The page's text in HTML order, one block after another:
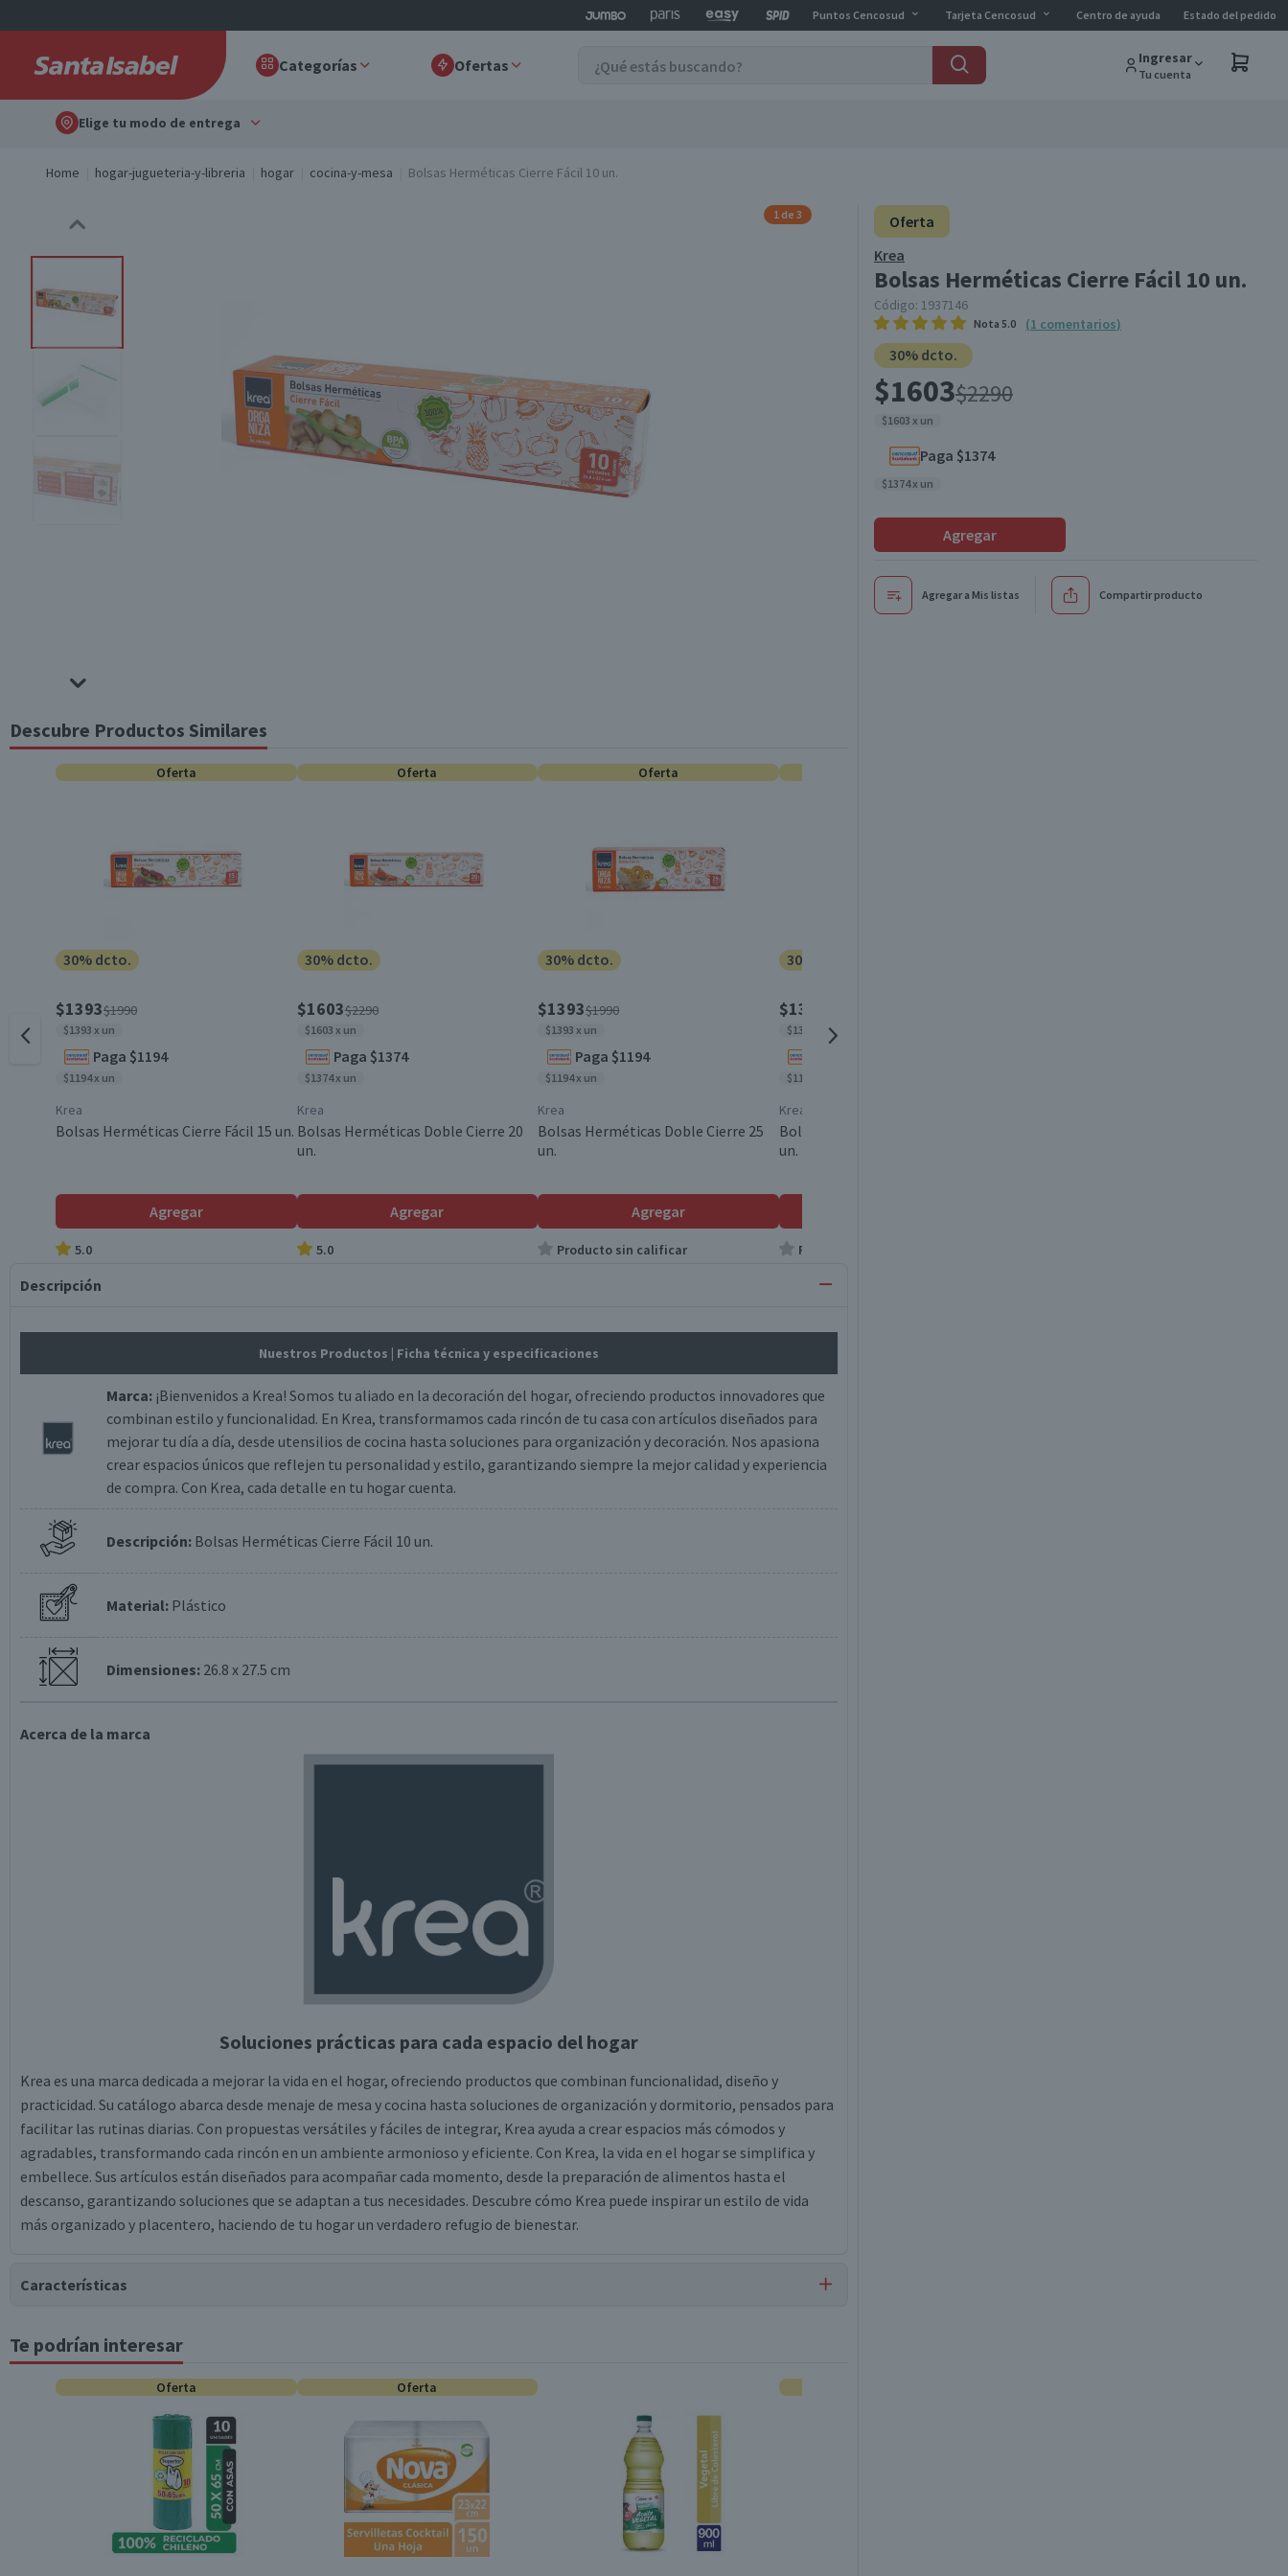
Puntos Cencosud Tarjeta Cencosud Centro de ayuda Estado del pedido
Categorías Ofertas Ingresar
Tu cuenta
Elige tu modo de entrega
Home hogar-jugueteria-y-libreria hogar cocina-y-mesa Bolsas Herméticas Cierre Fácil 10 un.
Oferta
Krea
Bolsas Herméticas Cierre Fácil 10 un.
Código: 1937146
Nota 5.0 (1 comentarios)
30% dcto.
$1603$2290
$1603 x un
Paga $1374
$1374 x un
Agregar
Agregar a Mis listas Compartir producto
1 de 3
Descubre Productos Similares
Oferta
30% dcto.
$1393$1990
$1393 x un
Paga $1194
$1194 x un
Krea
Bolsas Herméticas Cierre Fácil 15 un.
Agregar
5.0
Oferta
30% dcto.
$1603$2290
$1603 x un
Paga $1374
$1374 x un
Krea
Bolsas Herméticas Doble Cierre 20
un.
Agregar
5.0
Oferta
30% dcto.
$1393$1990
$1393 x un
Paga $1194
$1194 x un
Krea
Bolsas Herméticas Doble Cierre 25
un.
Agregar
Producto sin calificar
30% dcto.
$1393
$1393 x un
$1194 x un
Krea
Bolsas Herméticas Doble Cierre 50
un.
Producto sin calificar
Descripción
Nuestros Productos | Ficha técnica y especificaciones
Marca: ¡Bienvenidos a Krea! Somos tu aliado en la decoración del hogar, ofreciendo productos innovadores que
combinan estilo y funcionalidad. En Krea, transformamos cada rincón de tu casa con artículos diseñados para
mejorar tu día a día, desde utensilios de cocina hasta soluciones para organización y decoración. Nos apasiona
crear espacios únicos que reflejen tu personalidad y estilo, garantizando siempre la mejor calidad y experiencia
de compra. Con Krea, cada detalle en tu hogar cuenta.
Descripción: Bolsas Herméticas Cierre Fácil 10 un.
Material: Plástico
Dimensiones: 26.8 x 27.5 cm
Acerca de la marca
Soluciones prácticas para cada espacio del hogar
Krea es una marca dedicada a mejorar la vida en el hogar, ofreciendo productos que combinan funcionalidad, diseño y
practicidad. Su catálogo abarca desde menaje de mesa y cocina hasta soluciones de organización y dormitorio, pensados para
facilitar las rutinas diarias. Con propuestas versátiles y fáciles de integrar, Krea ayuda a crear espacios más cómodos y
agradables, transformando cada rincón en un ambiente armonioso y eficiente. Con Krea, la vida en el hogar se simplifica y
embellece. Sus artículos están diseñados para acompañar cada momento, desde la preparación de alimentos hasta el
descanso, garantizando soluciones que se adaptan a tus necesidades. Descubre cómo Krea puede inspirar un estilo de vida
más organizado y placentero, haciendo de tu hogar un verdadero refugio de bienestar.
Características
Tipo de Producto
Toda Temporada
Idéntico a la Imagen
Te podrían interesar
Oferta Oferta